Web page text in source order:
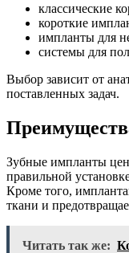
классические
короткие
импланты для
системы для
Выбор зависит от
поставленных задач.
Зубные импланты
правильной
Кроме того,
ткани и
Читать так же: